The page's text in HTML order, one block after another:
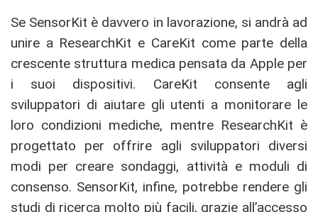
Se SensorKit è davvero in lavorazione, si andrà ad
unire a ResearchKit e CareKit come parte della
crescente struttura medica pensata da Apple per
i suoi dispositivi. CareKit consente agli
sviluppatori di aiutare gli utenti a monitorare le
loro condizioni mediche, mentre ResearchKit è
progettato per offrire agli sviluppatori diversi
modi per creare sondaggi, attività e moduli di
consenso. SensorKit, infine, potrebbe rendere gli
studi di ricerca molto più facili, grazie all’accesso